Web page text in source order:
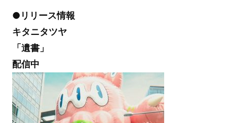
●リリース情報
キタニタツヤ
「遺書」
配信中